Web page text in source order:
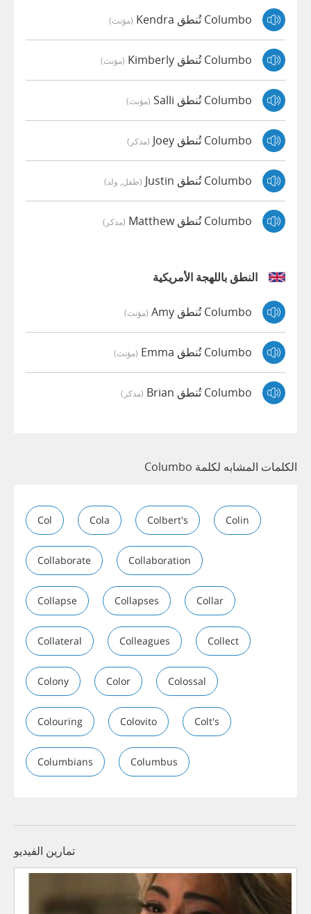
Columbo تُنطق Kendra (مؤنث)
Columbo تُنطق Kimberly (مؤنث)
Columbo تُنطق Salli (مؤنث)
Columbo تُنطق Joey (مذكر)
Columbo تُنطق Justin (طفل, ولد)
Columbo تُنطق Matthew (مذكر)
النطق باللهجة الأمريكية
Columbo تُنطق Amy (مؤنث)
Columbo تُنطق Emma (مؤنث)
Columbo تُنطق Brian (مذكر)
الكلمات المشابه لكلمة Columbo
Col Cola Colbert's Colin
Collaborate Collaboration
Collapse Collapses Collar
Collateral Colleagues Collect
Colony Color Colossal
Colouring Colovito Colt's
Columbians Columbus
تمارين الفيديو